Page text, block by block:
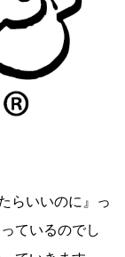
らいいのに』っ
ているのでし